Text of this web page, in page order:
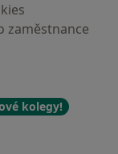
zaměstnance
kolegy!